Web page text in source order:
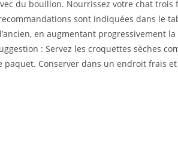
du bouillon. Nourrissez votre chat
sont indiquées dans le
en augmentant progressivement
: Servez les croquettes sèches
Conserver dans un endroit frais et